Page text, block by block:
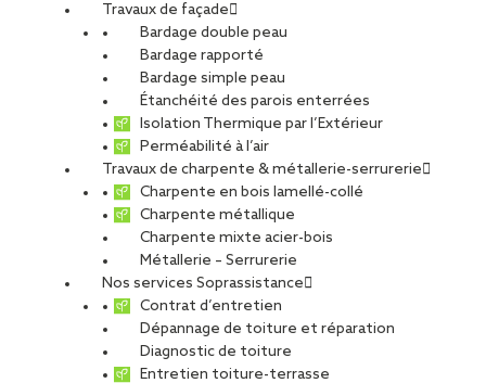
Travaux de façade
Bardage double peau
Bardage rapporté
Bardage simple peau
Étanchéité des parois enterrées
Isolation Thermique par l’Extérieur
Perméabilité à l’air
Travaux de charpente & métallerie-serrurerie
Charpente en bois lamellé-collé
Charpente métallique
Charpente mixte acier-bois
Métallerie – Serrurerie
Nos services Soprassistance
Contrat d’entretien
Dépannage de toiture et réparation
Diagnostic de toiture
Entretien toiture-terrasse
À Trégunc, près de Concarneau,
prend forme. Le spécialiste des vêtements marins,
notamment les fameux cirés jaunes, construit sa nouvelle usine
de production de 4 700 m², de sept mètres de haut, sans étage.
Pour concevoir ce bâtiment flambant neuf, l’architecte a tenu
compte d’une exigence forte de Guy Cotten : optimiser le
confort de ses salariés. « BLUETEK® et SOPREMA Entreprises ont
réalisé une étude sur-mesure afin de garantir le confort visuel, à
savoir un bon éclairage naturel sans éblouir. Cette dernière a
porté sur le dimensionnement et l’emplacement de chacune des
31 voûtes et de chacun des 14 lanterneaux pour l’éclairage et le
désenfumage. Des voiles de protection solaire en aluminium
perforé ont aussi été positionnés au-dessus des voûtes »,
précise Jérémy Cesbron, responsable prescription, région Ouest,